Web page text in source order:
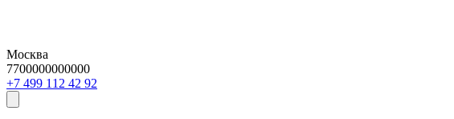
Москва
7700000000000
29 24 211 994 7+